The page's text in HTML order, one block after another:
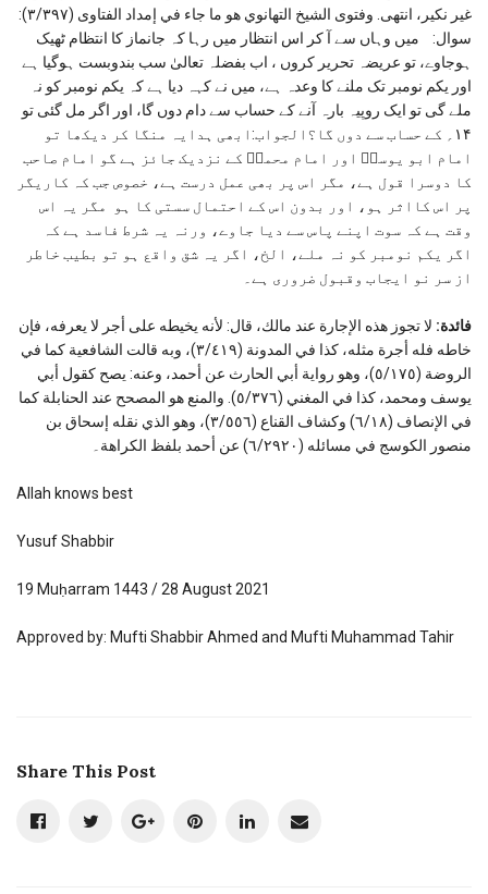
غير نكير، انتهى. وفتوى الشيخ التهانوي هو ما جاء في إمداد الفتاوى (٣/٣٩٧):
سوال: میں وہاں سے آ کر اس انتظار میں رہا کہ جانماز کا انتظام ٹھیک
ہوجاوے، تو عریضہ تحریر کروں ، اب بفضلہ تعالیٰ سب بندوبست ہوگیا ہے
اور یکم نومبر تک ملنے کا وعدہ ہے، میں نے کہہ دیا ہے کہ یکم نومبر کو نہ
ملے گی تو ایک روپیہ بارہ آنے کے حساب سے دام دوں گا، اور اگر مل گئی تو
۱۴؍ کے حساب سے دوں گا؟الجواب:ابھی ہدایہ منگا کر دیکھا تو
امام ابو یوسفؒ اور امام محمدؒ کے نزدیک جائز ہے گو امام صاحب
کا دوسرا قول ہے، مگر اس پر بھی عمل درست ہے، خصوص جب کہ کاریگر
پر اس کااثر ہو، اور بدون اس کے احتمال سستی کا ہو مگر یہ اس
وقت ہے کہ سوت اپنے پاس سے دیا جاوے، ورنہ یہ شرط فاسد ہے کہ
اگر یکم نومبر کو نہ ملے، الخ، اگر یہ شق واقع ہو تو بطیب خاطر
از سر نو ایجاب وقبول ضروری ہے۔
فائدة: لا تجوز هذه الإجارة عند مالك، قال: لأنه يخيطه على أجر لا يعرفه، فإن
خاطه فله أجرة مثله، كذا في المدونة (٣/٤١٩)، وبه قالت الشافعية كما في
الروضة (٥/١٧٥)، وهو رواية أبي الحارث عن أحمد، وعنه: يصح كقول أبي
يوسف ومحمد، كذا في المغني (٥/٣٧٦). والمنع هو المصحح عند الحنابلة كما
في الإنصاف (٦/١٨) وكشاف القناع (٣/٥٥٦)، وهو الذي نقله إسحاق بن
منصور الكوسج في مسائله (٦/٢٩٢٠) عن أحمد بلفظ الكراهة۔
Allah knows best
Yusuf Shabbir
19 Muḥarram 1443 / 28 August 2021
Approved by: Mufti Shabbir Ahmed and Mufti Muhammad Tahir
Share This Post